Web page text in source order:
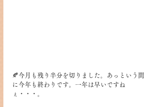
🍂今月も残り半分を切りました。あっという間
に今年も終わりです。一年は早いですね
ぇ・・・。